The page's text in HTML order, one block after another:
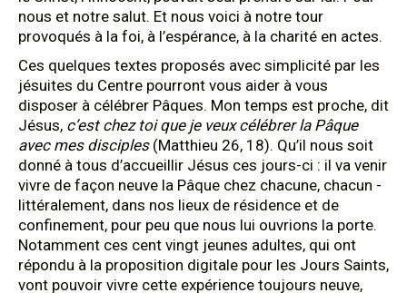
nous et notre salut. Et nous voici à notre tour
provoqués à la foi, à l’espérance, à la charité en actes.
Ces quelques textes proposés avec simplicité par les
jésuites du Centre pourront vous aider à vous
disposer à célébrer Pâques. Mon temps est proche, dit
Jésus, c’est chez toi que je veux célébrer la Pâque
avec mes disciples(Matthieu 26, 18). Qu’il nous soit
donné à tous d’accueillir Jésus ces jours-ci : il va venir
vivre de façon neuve la Pâque chez chacune, chacun -
littéralement, dans nos lieux de résidence et de
confinement, pour peu que nous lui ouvrions la porte.
Notamment ces cent vingt jeunes adultes, qui ont
répondu à la proposition digitale pour les Jours Saints,
vont pouvoir vivre cette expérience toujours neuve,